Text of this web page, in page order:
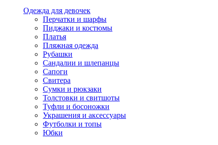
Одежда для девочек
Перчатки и шарфы
Пиджаки и костюмы
Платья
Пляжная одежда
Рубашки
Сандалии и шлепанцы
Сапоги
Свитера
Сумки и рюкзаки
Толстовки и свитшоты
Туфли и босоножки
Украшения и аксессуары
Футболки и топы
Юбки